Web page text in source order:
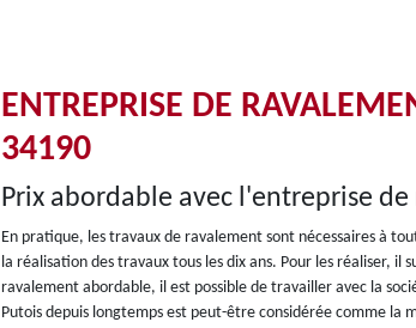
ENTREPRISE DE
34190
Prix abordable avec l'entreprise
En pratique, les travaux de ravalement sont nécessaires à
la réalisation des travaux tous les dix ans. Pour les réaliser,
ravalement abordable, il est possible de travailler avec la
Putois depuis longtemps est peut-être considérée comme